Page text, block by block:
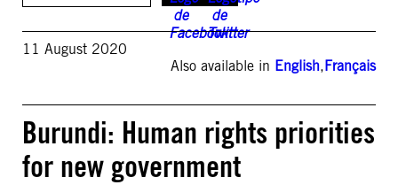
11 August 2020
Also available in English,Français
Burundi: Human rights priorities
for new government